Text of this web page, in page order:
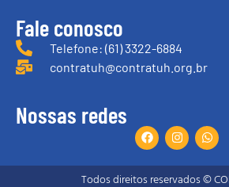
Fale conosco
Telefone: (61) 3322-6884
contratuh@contratuh.org.br
Nossas redes
Todos direitos reservados ©